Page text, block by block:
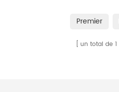
pour l'analyse carbone/soufre
Premier
un total de 1